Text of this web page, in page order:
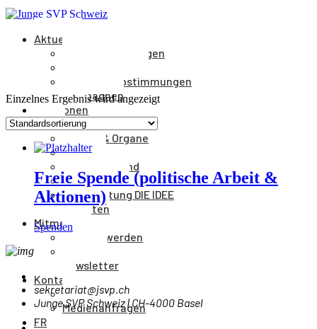
Aktuelles
Medienmitteilungen
Parolen & Abstimmungen
Kampagnen
Positionen
Partei
Aufbau & Organe
Kantone
Parteivorstand
Parteileitung
Parteizeitung DIE IDEE
Statuten
Mitmachen
Mitglied werden
Newsletter
Kontakt
Kontakt
Medienanfragen
FR
Einzelnes Ergebnis wird angezeigt
Freie Spende (politische Arbeit &
Aktionen)
Spenden
sekretariat@jsvp.ch
Junge SVP Schweiz | CH-4000 Basel